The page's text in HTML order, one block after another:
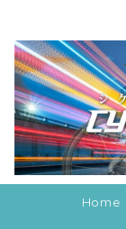
Home